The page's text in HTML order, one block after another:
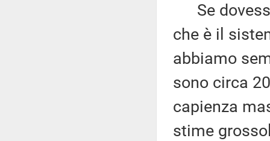
Se
che è il
abbiamo
sono circa
capienza
stime